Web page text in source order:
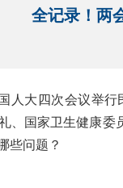
全记录！两
人大四次会议举
、国家卫生健康
些问题？